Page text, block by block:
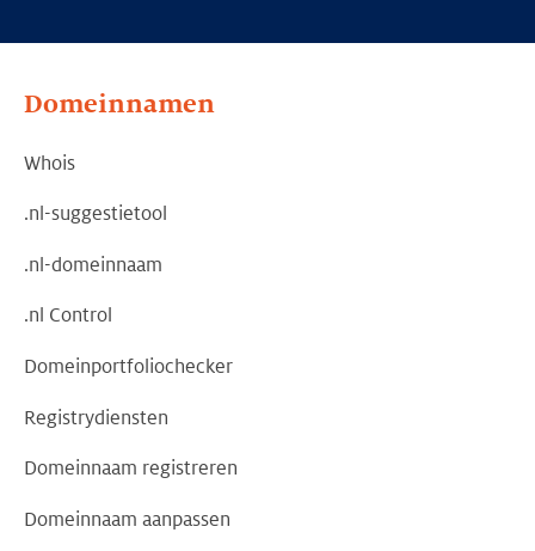
Domeinnamen
Whois
.nl-suggestietool
.nl-domeinnaam
.nl Control
Domeinportfoliochecker
Registrydiensten
Domeinnaam registreren
Domeinnaam aanpassen